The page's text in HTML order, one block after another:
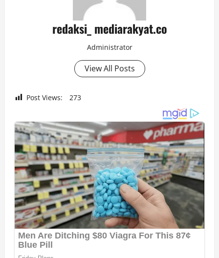
redaksi_ mediarakyat.co
Administrator
View All Posts
Post Views: 273